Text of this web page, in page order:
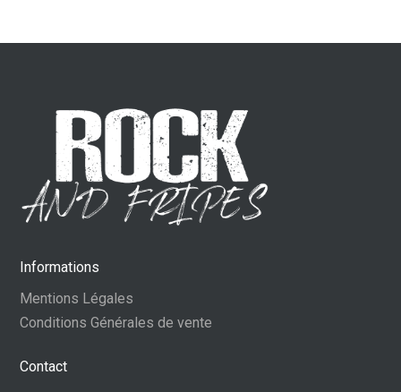
Informations
Mentions Légales
Conditions Générales de vente
Contact